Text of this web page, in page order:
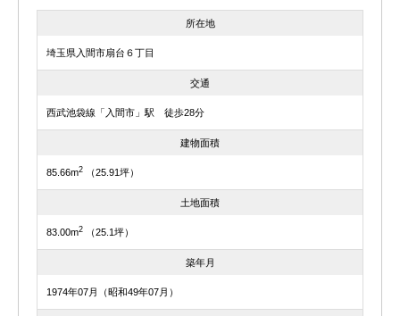
所在地
埼玉県入間市扇台６丁目
交通
西武池袋線「入間市」駅 徒歩28分
建物面積
85.66m2 （25.91坪）
土地面積
83.00m2 （25.1坪）
築年月
1974年07月（昭和49年07月）